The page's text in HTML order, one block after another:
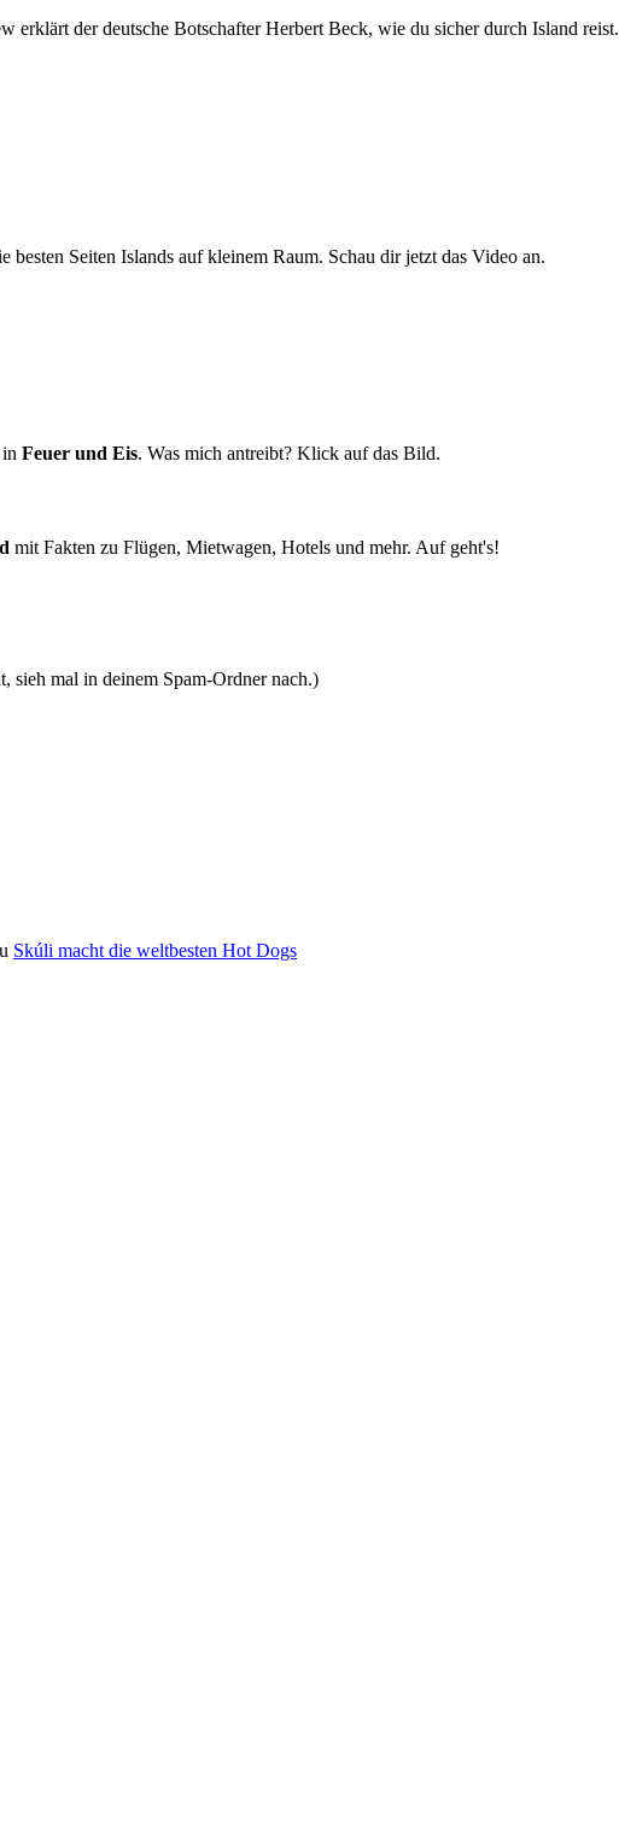
der deutsche Botschafter Herbert Beck, wie du sicher durch Island reist.
Seiten Islands auf kleinem Raum. Schau dir jetzt das Video an.
Feuer und Eis. Was mich antreibt? Klick auf das Bild.
mit Fakten zu Flügen, Mietwagen, Hotels und mehr. Auf geht's!
sieh mal in deinem Spam-Ordner nach.)
Skúli macht die weltbesten Hot Dogs